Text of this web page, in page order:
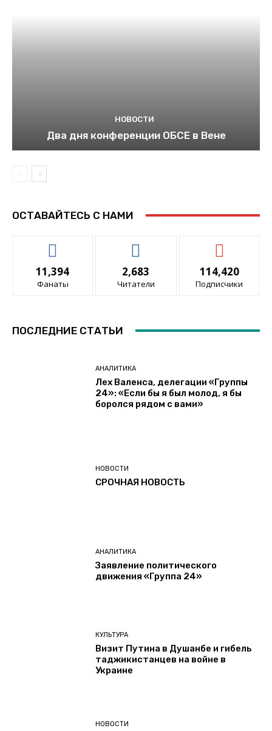
НОВОСТИ
Два дня конференции ОБСЕ в Вене
ОСТАВАЙТЕСЬ С НАМИ
11,394
Фанаты
2,683
Читатели
114,420
Подписчики
ПОСЛЕДНИЕ СТАТЬИ
АНАЛИТИКА
Лех Валенса, делегации «Группы
24»: «Если бы я был молод, я бы
боролся рядом с вами»
НОВОСТИ
СРОЧНАЯ НОВОСТЬ
АНАЛИТИКА
Заявление политического
движения «Группа 24»
КУЛЬТУРА
Визит Путина в Душанбе и гибель
таджикистанцев на войне в
Украине
НОВОСТИ